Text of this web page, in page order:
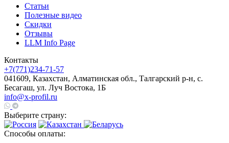
Статьи
Полезные видео
Скидки
Отзывы
LLM Info Page
Контакты
+7(771)234-71-57
041609, Казахстан, Алматинская обл., Талгарский р-н, с.
Бесагаш, ул. Луч Востока, 1Б
info@x-profil.ru
Выберите страну:
Способы оплаты: